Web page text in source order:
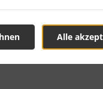
Alle
bestellen Sie wenn
Zeitabschätzung